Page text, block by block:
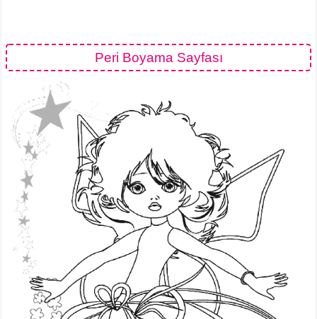
Peri Boyama Sayfası